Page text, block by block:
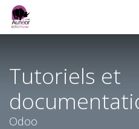
Tutoriels et
Odoo